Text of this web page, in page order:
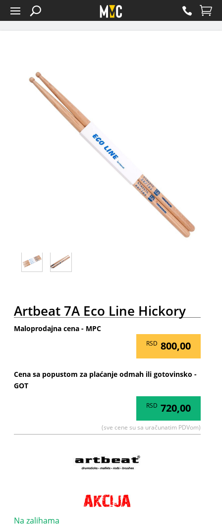
Artbeat 7A Eco Line Hickory
Maloprodajna cena - MPC
RSD 800,00
Cena sa popustom za plaćanje odmah ili gotovinsko -
GOT
RSD 720,00
(sve cene su sa uračunatim PDVom)
Na zalihama